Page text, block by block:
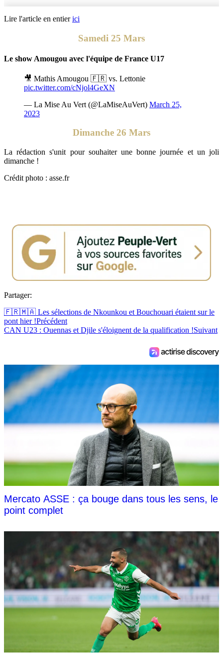
Lire l'article en entierici
Samedi 25 Mars
Le show Amougou avec l'équipe de France U17
🎥 Mathis Amougou 🇫🇷 vs. Lettonie
pic.twitter.com/cNjol4GeXN
— La Mise Au Vert (@LaMiseAuVert) March 25,
2023
Dimanche 26 Mars
La rédaction s'unit pour souhaiter une bonne journée et un joli
dimanche !
Crédit photo : asse.fr
Partager:
🇫🇷🇲🇦 Les sélections de Nkounkou et Bouchouari étaient sur le
pont hier !Précédent
CAN U23 : Ouennas et Djile s'éloignent de la qualification !Suivant
Mercato ASSE : ça bouge dans tous les sens, le
point complet